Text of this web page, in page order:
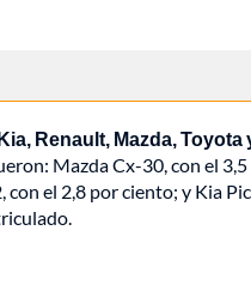
Renault, Mazda, Toyota
Mazda Cx-30, con el
el 2,8 por ciento; y Kia